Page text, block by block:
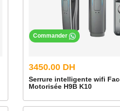
3450.00 DH
Serrure intelligente wifi
Motorisée H9B K10
Commander